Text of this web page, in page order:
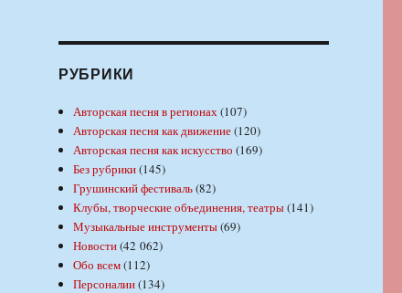
РУБРИКИ
Авторская песня в регионах(107)
Авторская песня как движение(120)
Авторская песня как искусство (169)
Без рубрики(145)
Грушинский фестиваль(82)
Клубы, творческие объединения, театры(141)
Музыкальные инструменты(69)
Новости(42 062)
Обо всем(112)
Персоналии(134)